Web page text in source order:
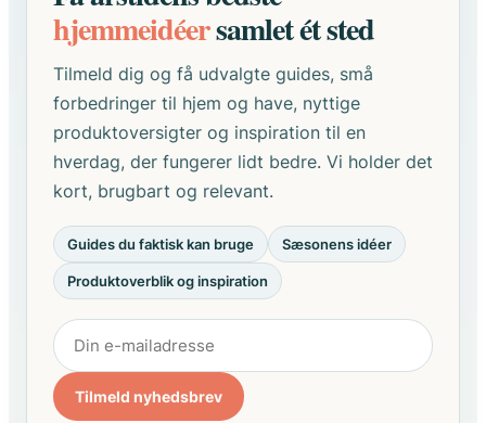
hjemmeidéersamlet ét sted
Tilmeld dig og få udvalgte guides, små
forbedringer til hjem og have, nyttige
produktoversigter og inspiration til en
hverdag, der fungerer lidt bedre. Vi holder det
kort, brugbart og relevant.
Guides du faktisk kan bruge Sæsonens idéer
Produktoverblik og inspiration
Tilmeld nyhedsbrev